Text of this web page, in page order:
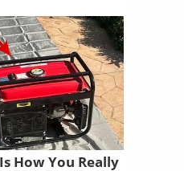
How You Really